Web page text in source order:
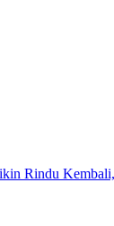
Rindu